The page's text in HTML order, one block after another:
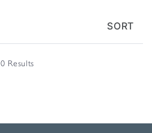
SORT
0 Results